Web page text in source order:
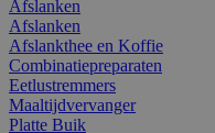
Afslanken
Afslanken
Afslankthee en Koffie
Combinatiepreparaten
Eetlustremmers
Maaltijdvervanger
Platte Buik